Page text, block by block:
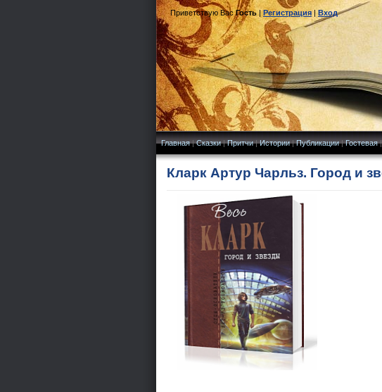
Приветствую Вас Гость|Регистрация|Вход
Главная|Сказки|Притчи|Истории|Публикации|Гостевая
Кларк Артур Чарльз. Город и